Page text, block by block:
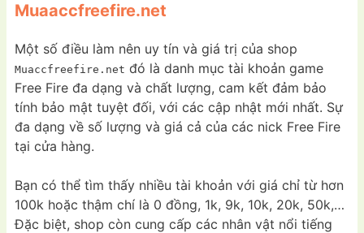
Muaaccfreefire.net
Một số điều làm nên uy tín và giá trị của shop
Muaccfreefire.net đó là danh mục tài khoản game
Free Fire đa dạng và chất lượng, cam kết đảm bảo
tính bảo mật tuyệt đối, với các cập nhật mới nhất. Sự
đa dạng về số lượng và giá cả của các nick Free Fire
tại cửa hàng.
Bạn có thể tìm thấy nhiều tài khoản với giá chỉ từ hơn
100k hoặc thậm chí là 0 đồng, 1k, 9k, 10k, 20k, 50k,…
Đặc biệt, shop còn cung cấp các nhân vật nổi tiếng